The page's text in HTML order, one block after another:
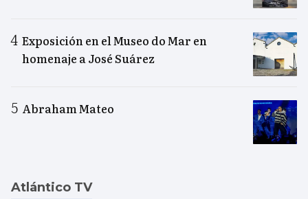
Exposición en el Museo do Mar en
homenaje a José Suárez
Abraham Mateo
Atlántico TV